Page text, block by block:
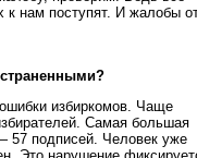
к нам поступят. И жалобы
избиркомов. Чаще
Самая большая
57 подписей. Человек уже